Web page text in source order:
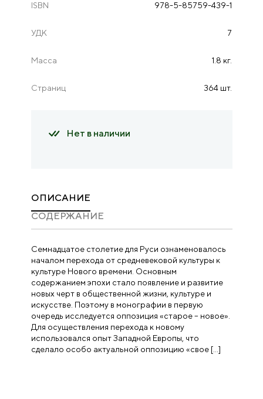
ISBN 978-5-85759-439-1
УДК 7
Масса 1.8 кг.
Страниц 364 шт.
Нет в наличии
ОПИСАНИЕ
CОДЕРЖАНИЕ
Семнадцатое столетие для Руси ознаменовалось
началом перехода от средневековой культуры к
культуре Нового времени. Основным
содержанием эпохи стало появление и развитие
новых черт в общественной жизни, культуре и
искусстве. Поэтому в монографии в первую
очередь исследуется оппозиция «старое – новое».
Для осуществления перехода к новому
использовался опыт Западной Европы, что
сделало особо актуальной оппозицию «свое […]